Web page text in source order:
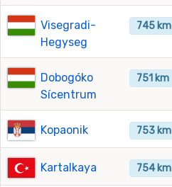
Visegradi-
Hegyseg
745 km
Dobogóko
Sícentrum
751 km
Kopaonik 753 km
Kartalkaya 754 km